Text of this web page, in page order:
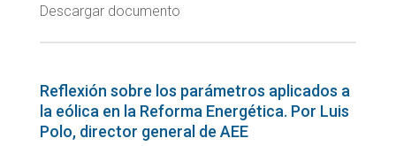
Descargar documento
Reflexión sobre los parámetros aplicados a
la eólica en la Reforma Energética. Por Luis
Polo, director general de AEE